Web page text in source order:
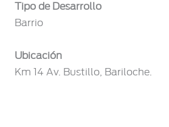
Tipo de Desarrollo
Barrio
Ubicación
Km 14 Av. Bustillo, Bariloche.